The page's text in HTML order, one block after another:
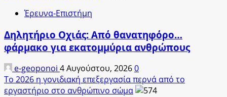
Έρευνα-Επιστήμη
Δηλητήριο Οχιάς: Από θανατηφόρο…
φάρμακο για εκατομμύρια ανθρώπους
e-geoponoi 4 Αυγούστου, 20260
Το 2026 η γονιδιακή επεξεργασία περνά από το
εργαστήριο στο ανθρώπινο σώμα